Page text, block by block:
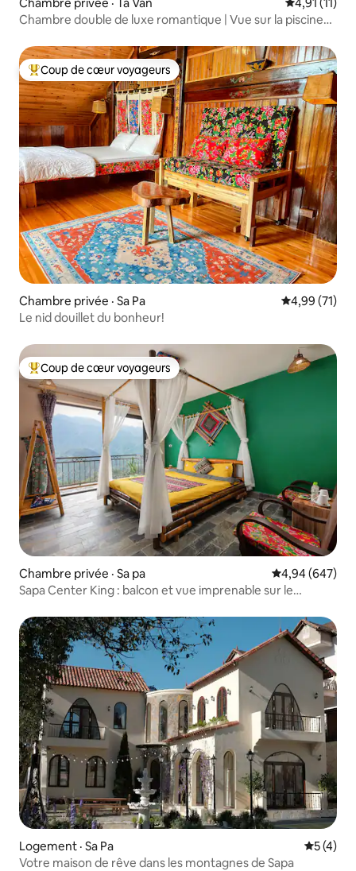
Chambre double de luxe romantique | Vue sur la piscine
Coup de cœur voyageurs parmi les plus aimés
Coup de cœur voyageurs
Chambre privée · Sa Pa Note
4,99 (71)
Le nid douillet du bonheur!
Coup de cœur voyageurs parmi les plus aimés
Coup de cœur voyageurs
Chambre privée · Sa pa Note
4,94 (647)
Sapa Center King : balcon et vue imprenable sur le
Logement · Sa Pa Note
5 (4)
Votre maison de rêve dans les montagnes de Sapa